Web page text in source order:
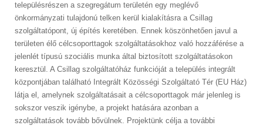
településrészen a szegregátum területén egy meglévő
önkormányzati tulajdonú telken kerül kialakításra a Csillag
szolgáltatópont, új építés keretében. Ennek köszönhetően javul a
területen élő célcsoporttagok szolgáltatásokhoz való hozzáférése a
jelenlét típusú szociális munka által biztosított szolgáltatásokon
keresztül. A Csillag szolgáltatóház funkcióját a település integrált
központjában található Integrált Közösségi Szolgáltató Tér (EU Ház)
látja el, amelynek szolgáltatásait a célcsoporttagok már jelenleg is
sokszor veszik igénybe, a projekt hatására azonban a
szolgáltatások tovább bővülnek. Projektünk célja a további